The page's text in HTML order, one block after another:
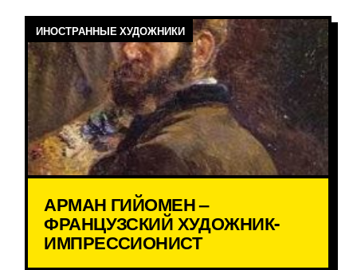
ИНОСТРАННЫЕ ХУДОЖНИКИ
АРМАН ГИЙОМЕН –
ФРАНЦУЗСКИЙ ХУДОЖНИК-
ИМПРЕССИОНИСТ